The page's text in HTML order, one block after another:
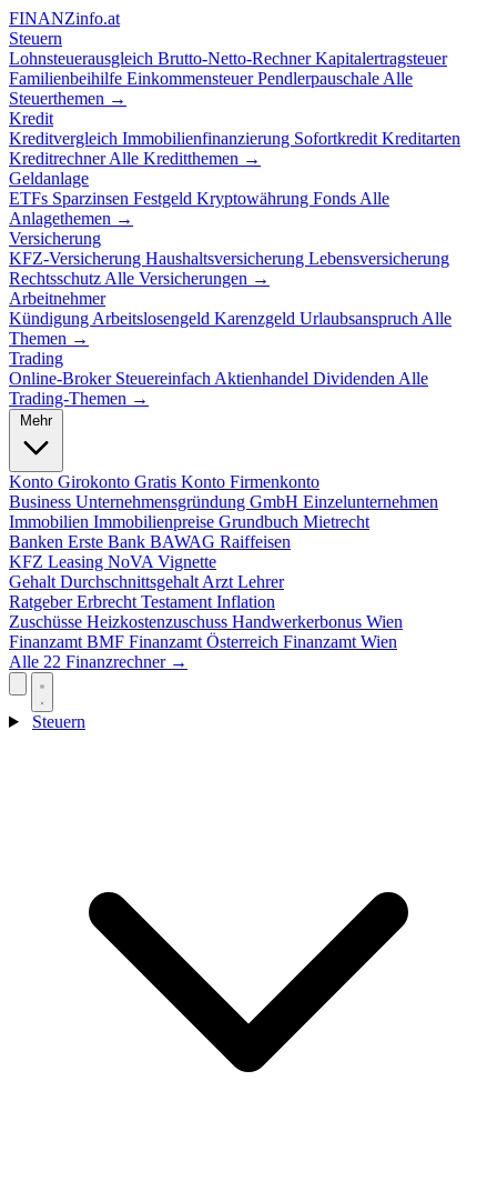
FINANZinfo.at
Steuern
Lohnsteuerausgleich Brutto-Netto-RechnerKapitalertragsteuer
Familienbeihilfe EinkommensteuerPendlerpauschale Alle
Steuerthemen →
Kredit
Kreditvergleich Immobilienfinanzierung Sofortkredit Kreditarten
KreditrechnerAlle Kreditthemen →
Geldanlage
ETFs Sparzinsen Festgeld Kryptowährung Fonds Alle
Anlagethemen →
Versicherung
KFZ-Versicherung Haushaltsversicherung Lebensversicherung
Rechtsschutz Alle Versicherungen →
Arbeitnehmer
Kündigung Arbeitslosengeld Karenzgeld Urlaubsanspruch Alle
Themen →
Trading
Online-Broker Steuereinfach Aktienhandel Dividenden Alle
Trading-Themen →
Mehr
Konto Girokonto Gratis Konto Firmenkonto
Business Unternehmensgründung GmbH Einzelunternehmen
Immobilien Immobilienpreise Grundbuch Mietrecht
Banken Erste Bank BAWAG Raiffeisen
KFZ Leasing NoVA Vignette
Gehalt Durchschnittsgehalt Arzt Lehrer
RatgeberErbrecht Testament Inflation
Zuschüsse Heizkostenzuschuss Handwerkerbonus Wien
Finanzamt BMF Finanzamt Österreich Finanzamt Wien
Alle 22 Finanzrechner →
Steuern